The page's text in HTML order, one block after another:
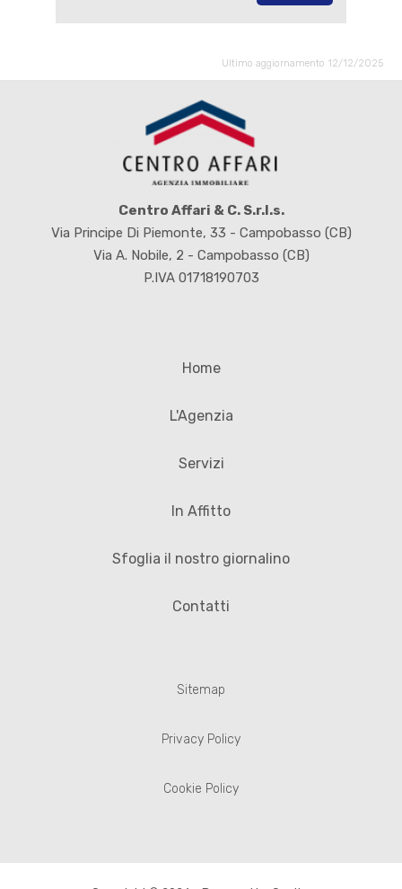
Ultimo aggiornamento 12/12/2025
Centro Affari & C. S.r.l.s.
Via Principe Di Piemonte, 33 - Campobasso (CB)
Via A. Nobile, 2 - Campobasso (CB)
P.IVA 01718190703
Home
L'Agenzia
Servizi
In Affitto
Sfoglia il nostro giornalino
Contatti
Sitemap
Privacy Policy
Cookie Policy